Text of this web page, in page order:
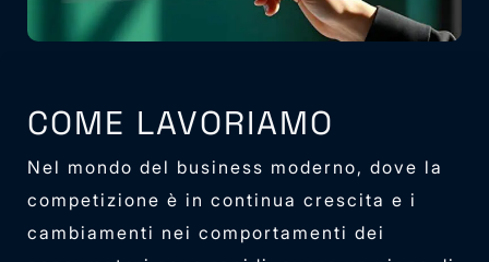
COME LAVORIAMO
Nel mondo del business moderno, dove la
competizione è in continua crescita e i
cambiamenti nei comportamenti dei